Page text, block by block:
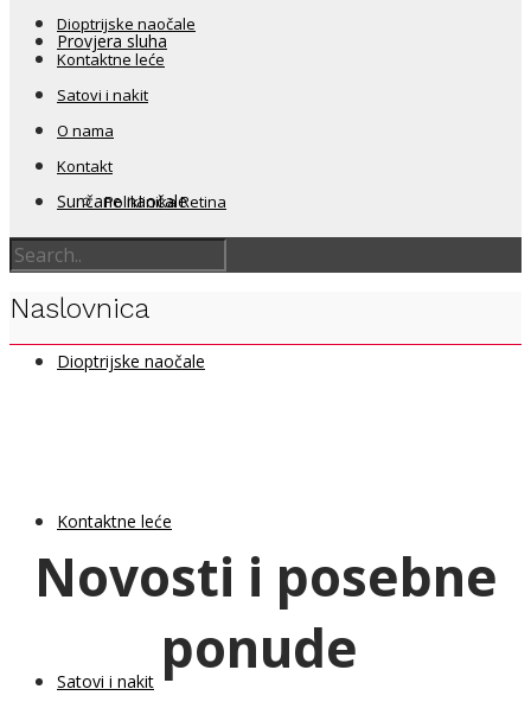
Provjera sluha
Sunčane naočale
Dioptrijske naočale
Kontaktne leće
Satovi i nakit
Dioptrijske naočale
Kontaktne leće
Satovi i nakit
O nama
Kontakt
Poliklinika Retina
Naslovnica
Novosti i posebne
ponude